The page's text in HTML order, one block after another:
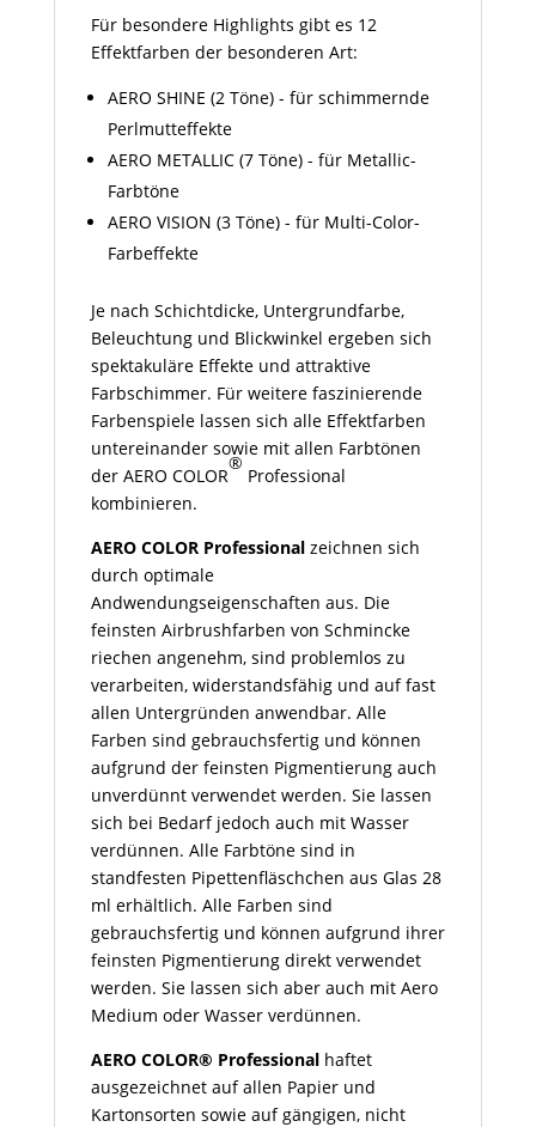
Für besondere Highlights gibt es 12
Effektfarben der besonderen Art:
AERO SHINE (2 Töne) - für schimmernde
Perlmutteffekte
AERO METALLIC (7 Töne) - für Metallic-
Farbtöne
AERO VISION (3 Töne) - für Multi-Color-
Farbeffekte
Je nach Schichtdicke, Untergrundfarbe,
Beleuchtung und Blickwinkel ergeben sich
spektakuläre Effekte und attraktive
Farbschimmer. Für weitere faszinierende
Farbenspiele lassen sich alle Effektfarben
untereinander sowie mit allen Farbtönen
der AERO COLOR
®
Professional
kombinieren.
AERO COLOR Professionalzeichnen sich
durch optimale
Andwendungseigenschaften aus. Die
feinsten Airbrushfarben von Schmincke
riechen angenehm, sind problemlos zu
verarbeiten, widerstandsfähig und auf fast
allen Untergründen anwendbar. Alle
Farben sind gebrauchsfertig und können
aufgrund der feinsten Pigmentierung auch
unverdünnt verwendet werden. Sie lassen
sich bei Bedarf jedoch auch mit Wasser
verdünnen. Alle Farbtöne sind in
standfesten Pipettenfläschchen aus Glas 28
ml erhältlich. Alle Farben sind
gebrauchsfertig und können aufgrund ihrer
feinsten Pigmentierung direkt verwendet
werden. Sie lassen sich aber auch mit Aero
Medium oder Wasser verdünnen.
AERO COLOR® Professionalhaftet
ausgezeichnet auf allen Papier und
Kartonsorten sowie auf gängigen, nicht